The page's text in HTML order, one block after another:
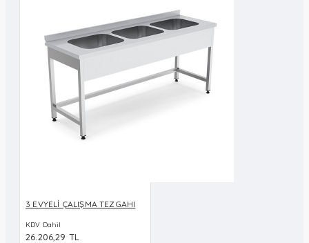
3 EVYELİ ÇALIŞMA TEZGAHI
KDV Dahil
26.206,29 TL